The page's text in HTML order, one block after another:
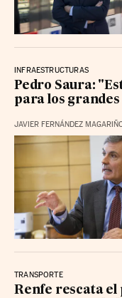
INFRAESTRUCTURAS
Pedro Saura:
para los
JAVIER FERNÁNDEZ
TRANSPORTE
Renfe rescata el